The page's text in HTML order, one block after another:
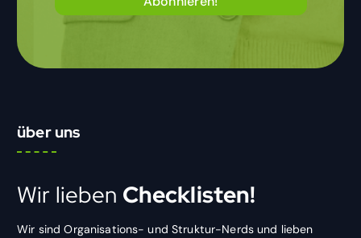
über uns
Wir lieben Checklisten!
Wir sind Organisations- und Struktur-Nerds und lieben